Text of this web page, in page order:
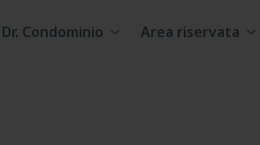
Dr. Condominio Area riservata